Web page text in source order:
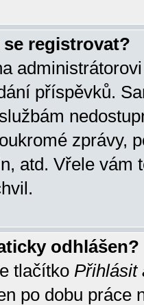
registrovat?
příspěvků.
zprávy,
atd. Vřele vám
odhlášen?
tlačítko Přihlásit
po dobu práce